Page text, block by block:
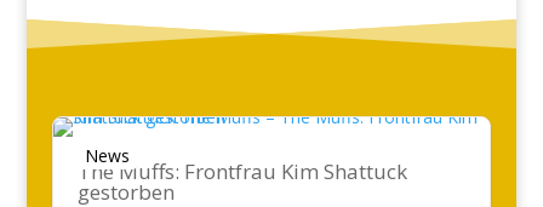
News
The Muffs: Frontfrau Kim Shattuck
gestorben